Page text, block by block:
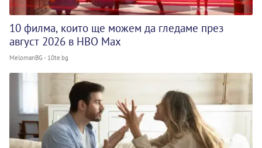
10 филма, които ще можем да гледаме през
август 2026 в HBO Max
MelomanBG - 10te.bg